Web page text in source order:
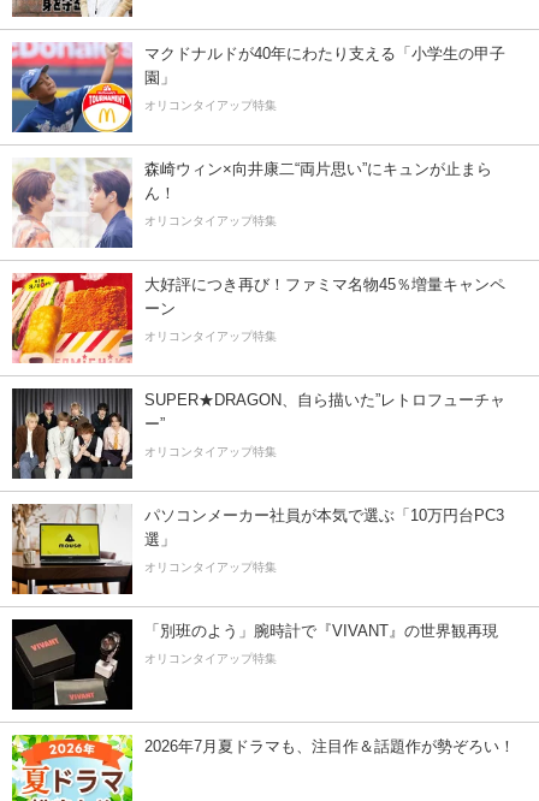
マクドナルドが40年にわたり支える「小学生の甲子
園」
オリコンタイアップ特集
森崎ウィン×向井康二“両片思い”にキュンが止まら
ん！
オリコンタイアップ特集
大好評につき再び！ファミマ名物45％増量キャンペ
ーン
オリコンタイアップ特集
SUPER★DRAGON、自ら描いた”レトロフューチャ
ー”
オリコンタイアップ特集
パソコンメーカー社員が本気で選ぶ「10万円台PC3
選」
オリコンタイアップ特集
「別班のよう」腕時計で『VIVANT』の世界観再現
オリコンタイアップ特集
2026年7月夏ドラマも、注目作＆話題作が勢ぞろい！